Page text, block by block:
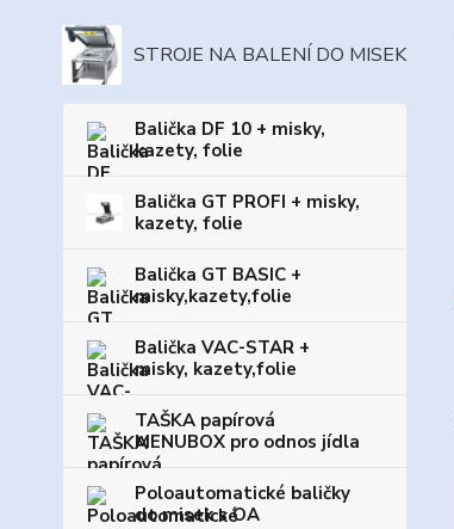
STROJE NA BALENÍ DO MISEK
Balička DF 10 + misky,
kazety, folie
Balička GT PROFI + misky,
kazety, folie
Balička GT BASIC +
misky,kazety,folie
Balička VAC-STAR +
misky, kazety,folie
TAŠKA papírová
MENUBOX pro odnos jídla
Poloautomatické baličky
do misek s OA